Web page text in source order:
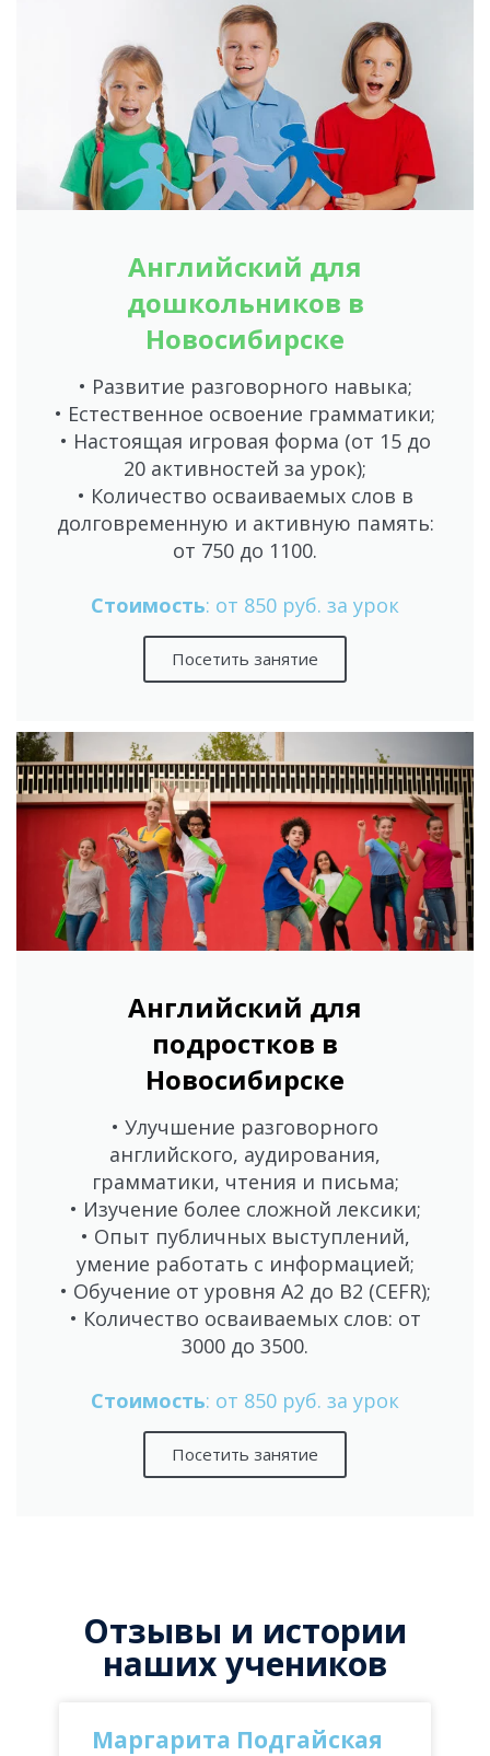
Английский для
дошкольников в
Новосибирске
• Развитие разговорного навыка;
• Естественное освоение грамматики;
• Настоящая игровая форма (от 15 до
20 активностей за урок);
• Количество осваиваемых слов в
долговременную и активную память:
от 750 до 1100.
Стоимость: от 850 руб. за урок
Посетить занятие
Английский для
подростков в
Новосибирске
• Улучшение разговорного
английского, аудирования,
грамматики, чтения и письма;
• Изучение более сложной лексики;
• Опыт публичных выступлений,
умение работать с информацией;
• Обучение от уровня А2 до В2 (CEFR);
• Количество осваиваемых слов: от
3000 до 3500.
Стоимость: от 850 руб. за урок
Посетить занятие
Отзывы и истории
наших учеников
Маргарита Подгайская